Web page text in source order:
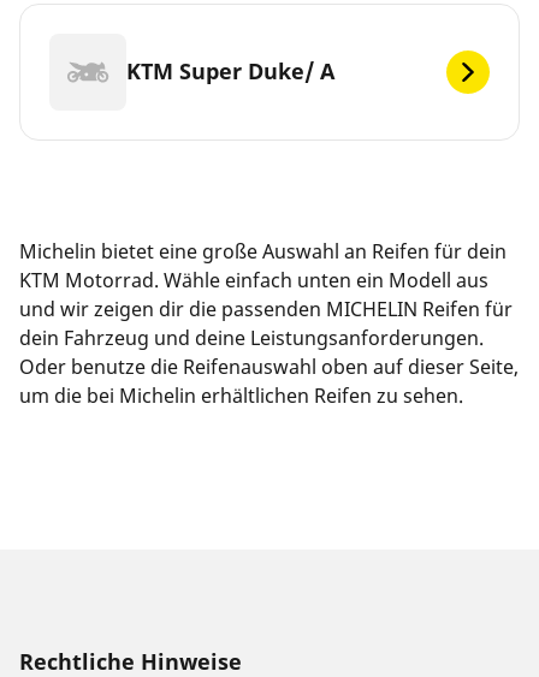
KTM Super Duke/ A
Michelin bietet eine große Auswahl an Reifen für dein
KTM Motorrad. Wähle einfach unten ein Modell aus
und wir zeigen dir die passenden MICHELIN Reifen für
dein Fahrzeug und deine Leistungsanforderungen.
Oder benutze die Reifenauswahl oben auf dieser Seite,
um die bei Michelin erhältlichen Reifen zu sehen.
Rechtliche Hinweise